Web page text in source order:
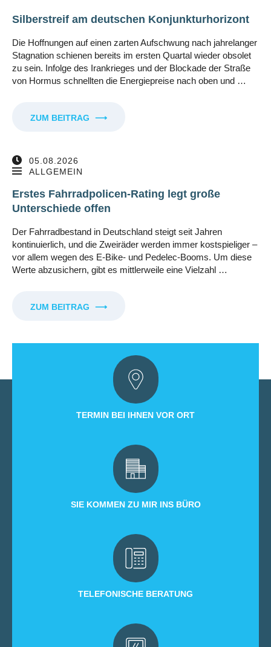
Silberstreif am deutschen Konjunkturhorizont
Die Hoffnungen auf einen zarten Aufschwung nach jahrelanger
Stagnation schienen bereits im ersten Quartal wieder obsolet
zu sein. Infolge des Irankrieges und der Blockade der Straße
von Hormus schnellten die Energiepreise nach oben und …
ZUM BEITRAG ⟶
05.08.2026
ALLGEMEIN
Erstes Fahrradpolicen-Rating legt große
Unterschiede offen
Der Fahrradbestand in Deutschland steigt seit Jahren
kontinuierlich, und die Zweiräder werden immer kostspieliger –
vor allem wegen des E-Bike- und Pedelec-Booms. Um diese
Werte abzusichern, gibt es mittlerweile eine Vielzahl …
ZUM BEITRAG ⟶
TERMIN BEI IHNEN VOR ORT
SIE KOMMEN ZU MIR INS BÜRO
TELEFONISCHE BERATUNG